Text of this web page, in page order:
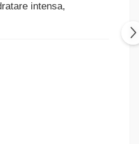
intensa,